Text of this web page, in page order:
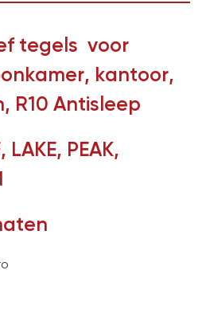
tegels voor
kantoor,
R10 Antisleep
LAKE, PEAK,
– 29,99euro